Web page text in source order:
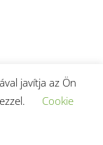
javítja az Ön
Cookie